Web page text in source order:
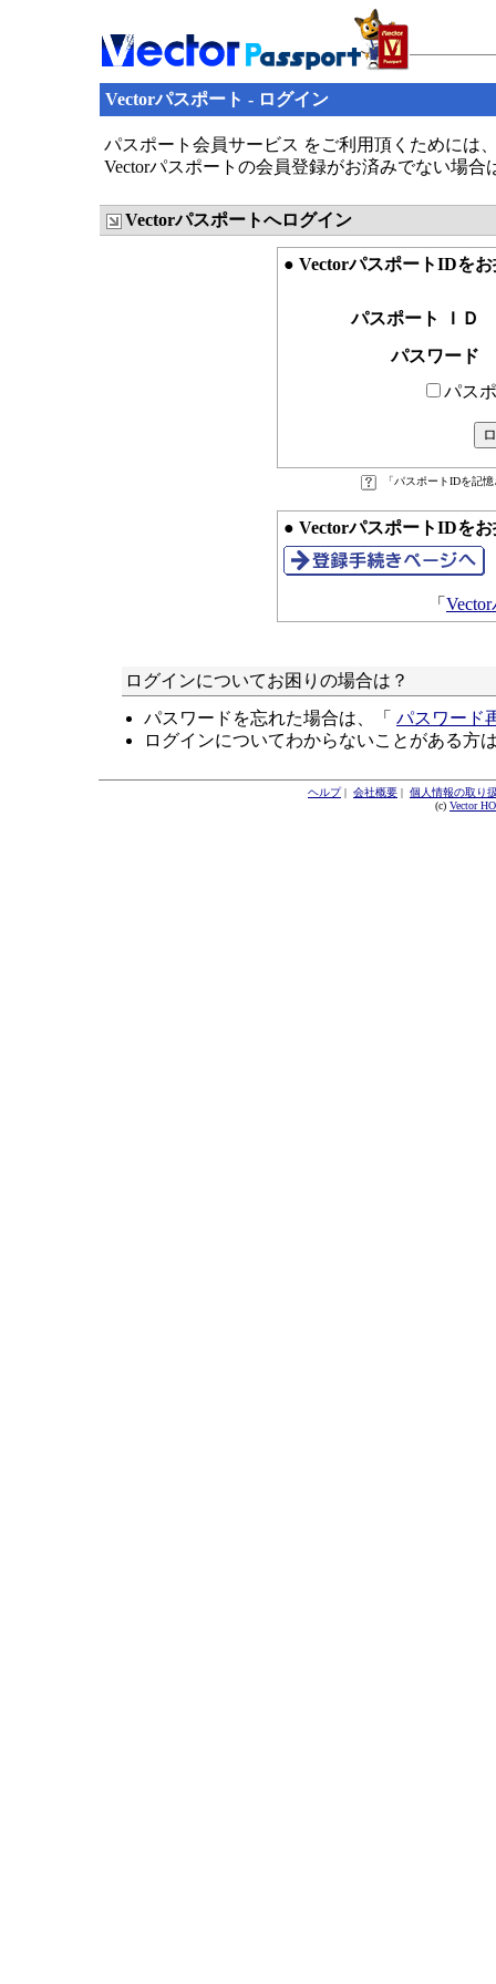
Vectorパスポート - ログイン
パスポート会員サービス をご利用頂くためには
Vectorパスポートの会員登録がお済みでない場
Vectorパスポートへログイン
● VectorパスポートIDを
パスポート ＩＤ
パスワード
パス
「パスポートIDを記
● VectorパスポートIDを
「
ログインについてお困りの場合は？
パスワードを忘れた場合は、「 パスワード
ログインについてわからないことがある方
ヘルプ| 会社概要 | 個人情報の取り
(c) Vector